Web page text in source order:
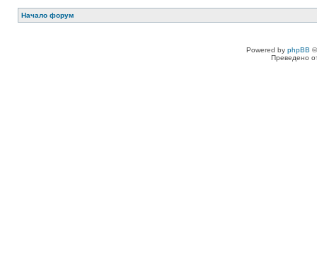
Начало форум
Powered by phpBB
Преведено